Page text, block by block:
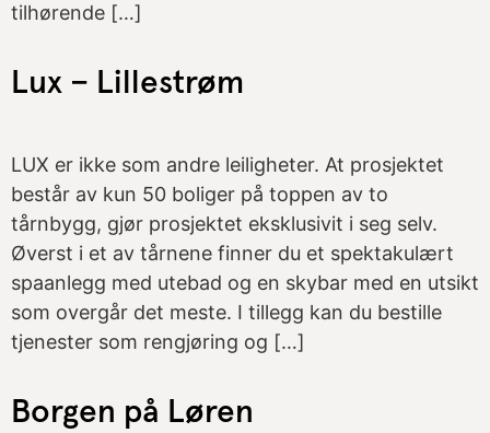
tilhørende […]
Lux – Lillestrøm
LUX er ikke som andre leiligheter. At prosjektet
består av kun 50 boliger på toppen av to
tårnbygg, gjør prosjektet eksklusivit i seg selv.
Øverst i et av tårnene finner du et spektakulært
spaanlegg med utebad og en skybar med en utsikt
som overgår det meste. I tillegg kan du bestille
tjenester som rengjøring og […]
Borgen på Løren